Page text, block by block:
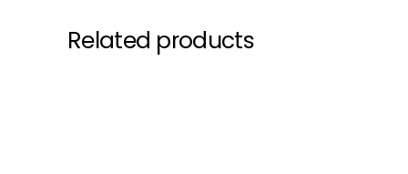
Related products